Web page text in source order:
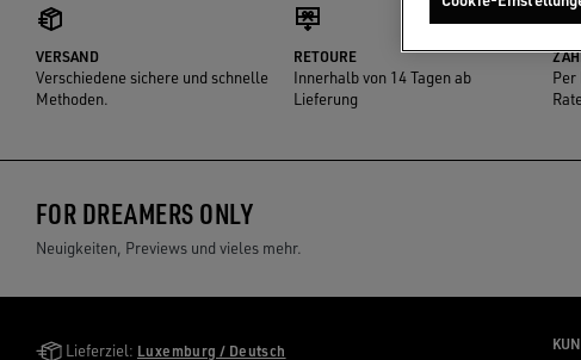
VERSAND
Verschiedene sichere und schnelle
Methoden.
RETOURE
Innerhalb von 14 Tagen ab
Lieferung
Per
FOR DREAMERS ONLY
Neuigkeiten, Previews und vieles mehr.
Golden Goose Services
Lieferziel: Luxemburg / Deutsch